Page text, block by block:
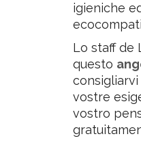
igieniche
Lo staff de
questo
vostre
vostro